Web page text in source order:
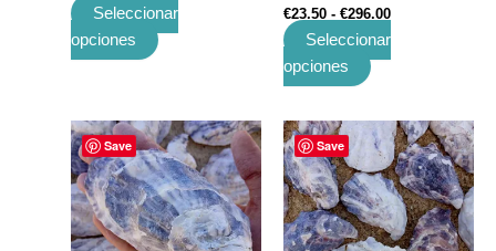
Seleccionar
opciones
€23.50 - €296.00
Seleccionar
opciones
Save
Rango
de
precios:
desde
€81.80
hasta
€1,484.40
Este
producto
tiene
múltiples
variantes.
Save
Rango
de
precios:
desde
€16.23
hasta
€197.00
Este
producto
tiene
múltiples
variantes.